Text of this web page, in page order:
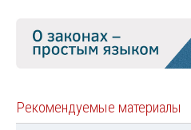
Рекомендуемые материалы